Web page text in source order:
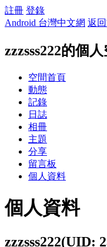
註冊 登錄
Android 台灣中文網 返
zzzsss222的個
空間首頁
動態
記錄
日誌
相冊
主題
分享
留言板
個人資料
個人資料
zzzsss222(UID: